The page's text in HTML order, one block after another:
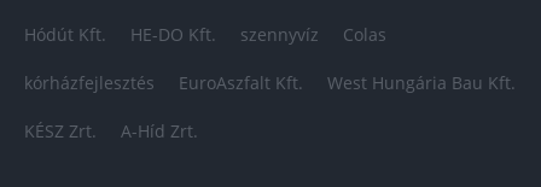
Hódút Kft. HE-DO Kft. szennyvíz Colas
kórházfejlesztés EuroAszfalt Kft. West Hungária Bau Kft.
KÉSZ Zrt. A-Híd Zrt.